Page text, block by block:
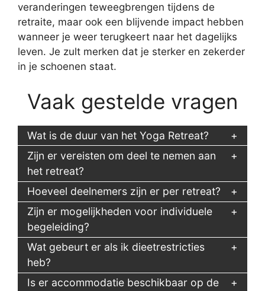
veranderingen teweegbrengen tijdens de
retraite, maar ook een blijvende impact hebben
wanneer je weer terugkeert naar het dagelijks
leven. Je zult merken dat je sterker en zekerder
in je schoenen staat.
Vaak gestelde vragen
Wat is de duur van het Yoga Retreat?
Zijn er vereisten om deel te nemen aan
het retreat?
Hoeveel deelnemers zijn er per retreat?
Zijn er mogelijkheden voor individuele
begeleiding?
Wat gebeurt er als ik dieetrestricties
heb?
Is er accommodatie beschikbaar op de